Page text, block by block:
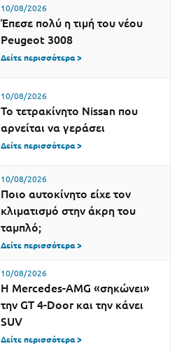
10/08/2026
Έπεσε πολύ η τιμή του νέου
Peugeot 3008
Δείτε περισσότερα >
10/08/2026
Το τετρακίνητο Nissan που
αρνείται να γεράσει
Δείτε περισσότερα >
10/08/2026
Ποιο αυτοκίνητο είχε τον
κλιματισμό στην άκρη του
ταμπλό;
Δείτε περισσότερα >
10/08/2026
Η Mercedes-AMG «σηκώνει»
την GT 4-Door και την κάνει
SUV
Δείτε περισσότερα >